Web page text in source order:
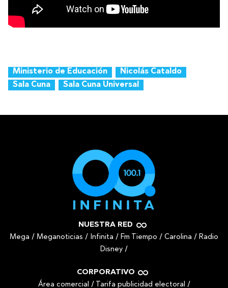
Ministerio de Educación
Nicolás Cataldo
Sala Cuna
Sala Cuna Universal
NUESTRA RED
Mega / Meganoticias / Infinita / Fm Tiempo / Carolina / Radio
Disney /
CORPORATIVO
Área comercial / Tarifa publicidad electoral /